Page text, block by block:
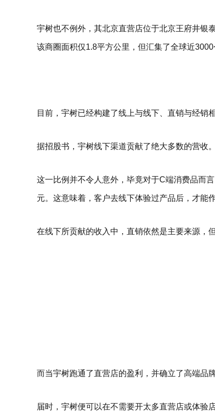
宇树也不例外，其北京直营店位于北京王府井银
该商圈面积仅1.8平方公里，但汇集了全球近
目前，宇树已经构建了线上与线下、直销与经销
据招股书，宇树线下渠道贡献了绝大多数的营收
这一比例并不令人意外，毕竟对于C端消费品而
元。这意味着，客户去线下体验过产品后，才能
在线下所贡献的收入中，直销依然是主要来源，
而当宇树跑通了直营店的盈利，并确立了高端品
届时，宇树便可以在不需要开太多直营店或体验